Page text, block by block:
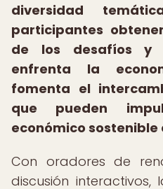
diversidad
participantes
de los desafíos y
enfrenta la
fomenta el
que pueden
económico sostenible
Con oradores de
discusión